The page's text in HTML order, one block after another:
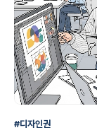
#디자인권